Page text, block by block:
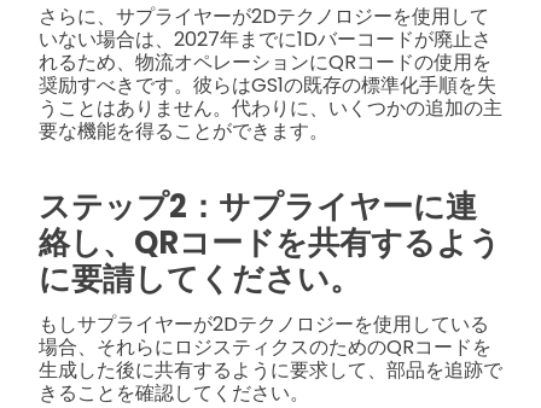
さらに、サプライヤーが2Dテクノロジーを使用して
いない場合は、2027年までに1Dバーコードが廃止さ
れるため、物流オペレーションにQRコードの使用を
奨励すべきです。彼らはGS1の既存の標準化手順を失
うことはありません。代わりに、いくつかの追加の主
要な機能を得ることができます。
ステップ2：サプライヤーに連
絡し、QRコードを共有するよう
に要請してください。
もしサプライヤーが2Dテクノロジーを使用している
場合、それらにロジスティクスのためのQRコードを
生成した後に共有するように要求して、部品を追跡で
きることを確認してください。